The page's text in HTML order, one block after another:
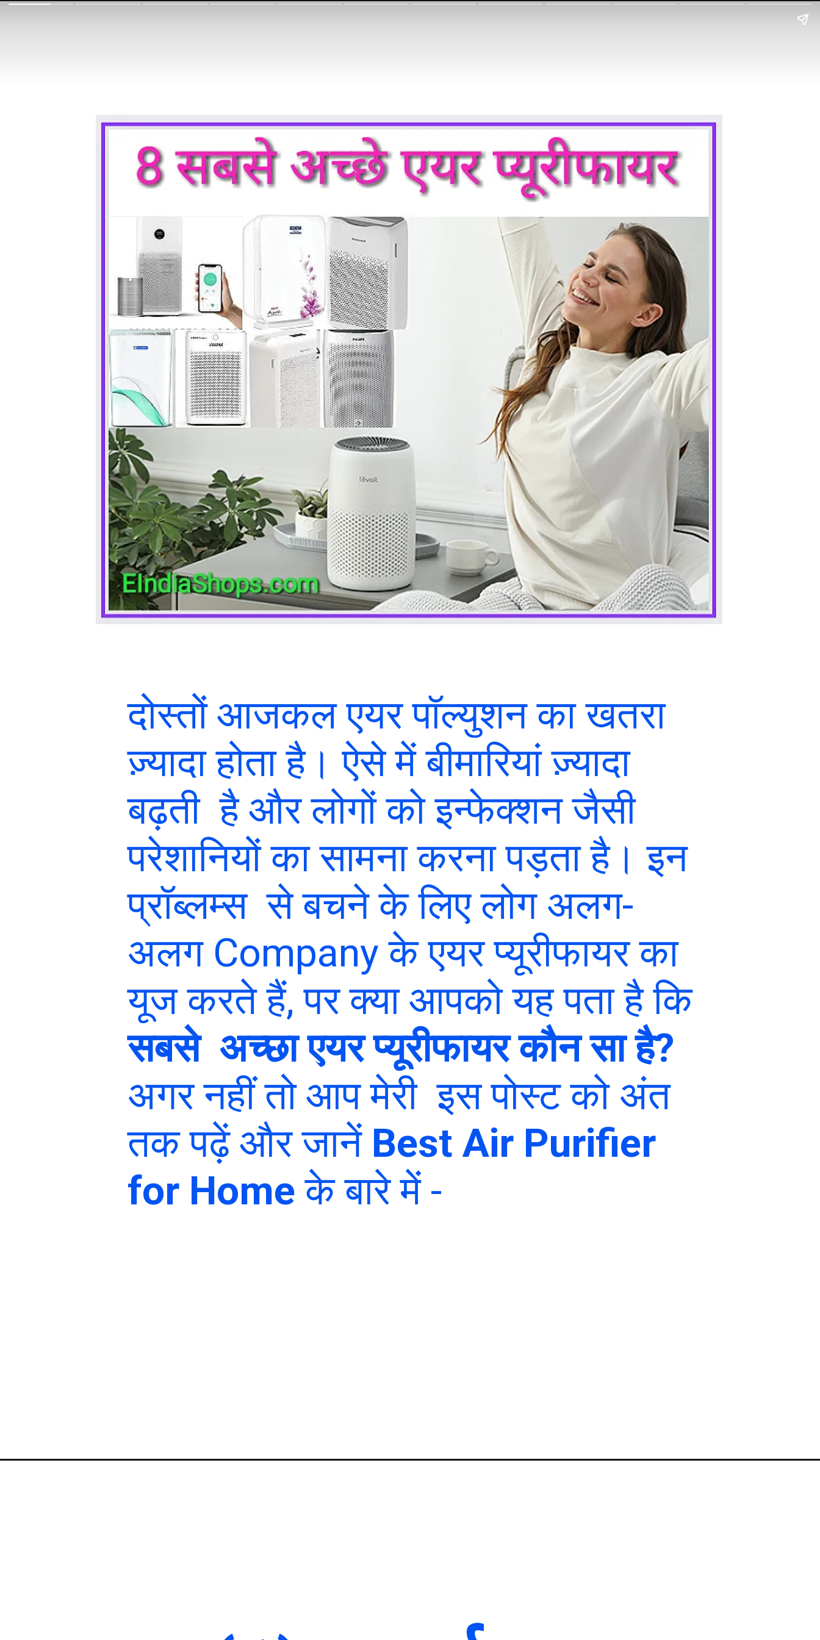
दोस्तों आजकल एयर पॉल्युशन का खतरा
ज़्यादा होता है। ऐसे में बीमारियां ज़्यादा
बढ़ती है और लोगों को इन्फेक्शन जैसी
परेशानियों का सामना करना पड़ता है। इन
प्रॉब्लम्स से बचने के लिए लोग अलग-
अलग Company के एयर प्यूरीफायर का
यूज करते हैं, पर क्या आपको यह पता है कि
सबसे अच्छा एयर प्यूरीफायर कौन सा है?
अगर नहीं तो आप मेरी इस पोस्ट को अंत
तक पढ़ें और जानें Best Air Purifier
for Home के बारे में -